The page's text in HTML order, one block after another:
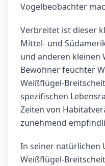
Vogelbeobachter
Verbreitet ist dieser
Mittel- und
und anderen kleinen
Bewohner feuchter
Weißflügel-
spezifischen
Zeiten von
zunehmend
In seiner natürlichen
Weißflügel-